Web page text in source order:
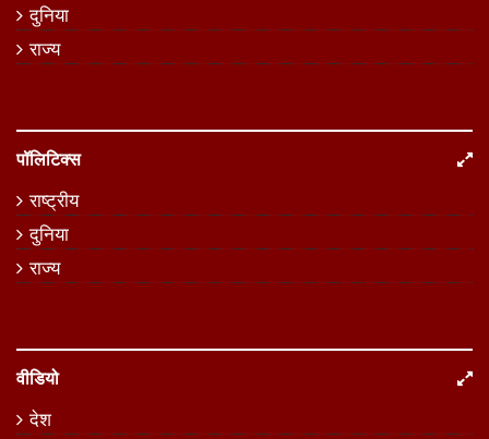
दुनिया
राज्य
पॉलिटिक्स
राष्ट्रीय
दुनिया
राज्य
वीडियो
देश